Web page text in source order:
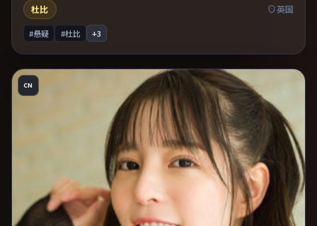
杜比
英国
#悬疑 #杜比 +3
CN